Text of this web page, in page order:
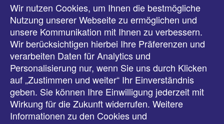
Meldungen
Veranstaltungen
Downloads
Presse
Karriere
Wir nutzen Cookies, um Ihnen die bestmögliche
Nutzung unserer Webseite zu ermöglichen und
unsere Kommunikation mit Ihnen zu verbessern.
Wir berücksichtigen hierbei Ihre Präferenzen und
verarbeiten Daten für Analytics und
Personalisierung nur, wenn Sie uns durch Klicken
auf „Zustimmen und weiter“ Ihr Einverständnis
geben. Sie können Ihre Einwilligung jederzeit mit
Wirkung für die Zukunft widerrufen. Weitere
Informationen zu den Cookies und